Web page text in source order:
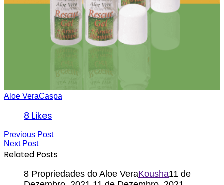
Aloe VeraCaspa
8 Likes
Previous Post
Next Post
Related Posts
8 Propriedades do Aloe VeraKousha11 de